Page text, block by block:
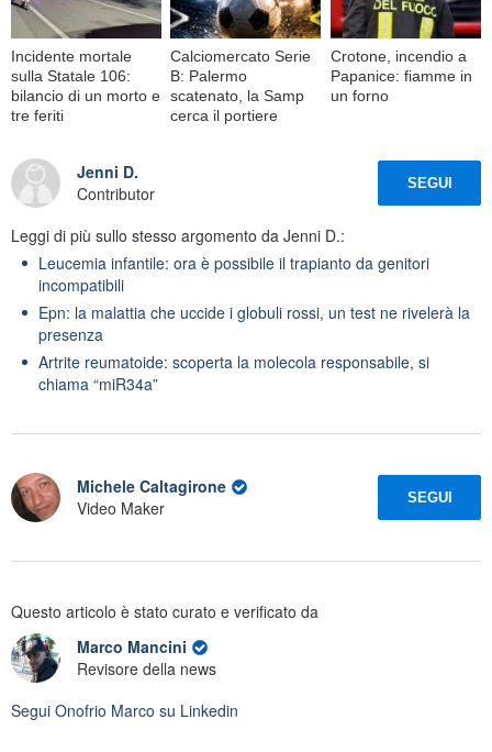
Incidente mortale
sulla Statale 106:
bilancio di un morto e
tre feriti
Calciomercato Serie
B: Palermo
scatenato, la Samp
cerca il portiere
Crotone, incendio a
Papanice: fiamme in
un forno
Jenni D.
Contributor
SEGUI
Leggi di più sullo stesso argomento da Jenni D.:
Leucemia infantile: ora è possibile il trapianto da genitori
incompatibili
Epn: la malattia che uccide i globuli rossi, un test ne rivelerà la
presenza
Artrite reumatoide: scoperta la molecola responsabile, si
chiama “miR34a”
Michele Caltagirone
Video Maker
SEGUI
Questo articolo è stato curato e verificato da
Marco Mancini
Revisore della news
Segui Onofrio Marco su Linkedin